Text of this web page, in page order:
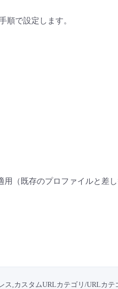
順で設定します。
（既存のプロファイルと差し
,カスタムURLカテゴリ/URLカテ